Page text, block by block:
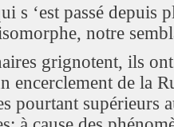
s ‘est passé depuis
notre
grignotent, ils
encerclement de la
pourtant supérieurs